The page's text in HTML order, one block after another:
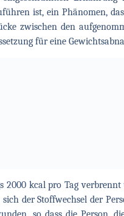
ist, ein Phänomen,
zwischen den
für eine
2000 kcal pro Tag
der Stoffwechsel der